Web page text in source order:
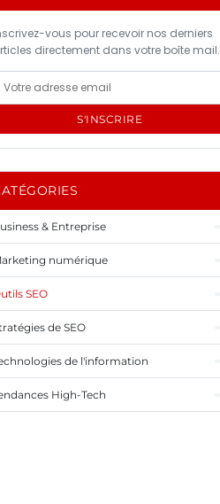
vous pour recevoir nos derniers
directement dans votre boîte mail.
S'INSCRIRE
& Entreprise
numérique
SEO
de SEO
de l'information
High-Tech